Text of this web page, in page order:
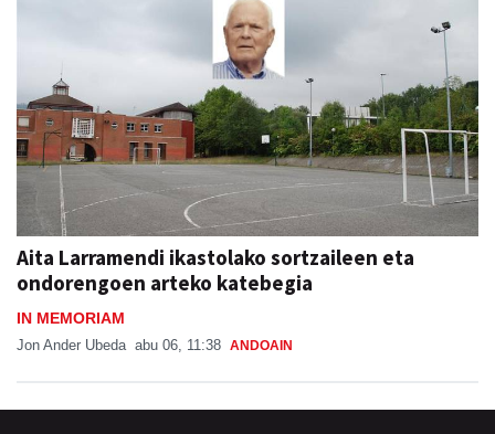
Aita Larramendi ikastolako sortzaileen eta
ondorengoen arteko katebegia
IN MEMORIAM
Jon Ander Ubeda abu 06, 11:38 ANDOAIN